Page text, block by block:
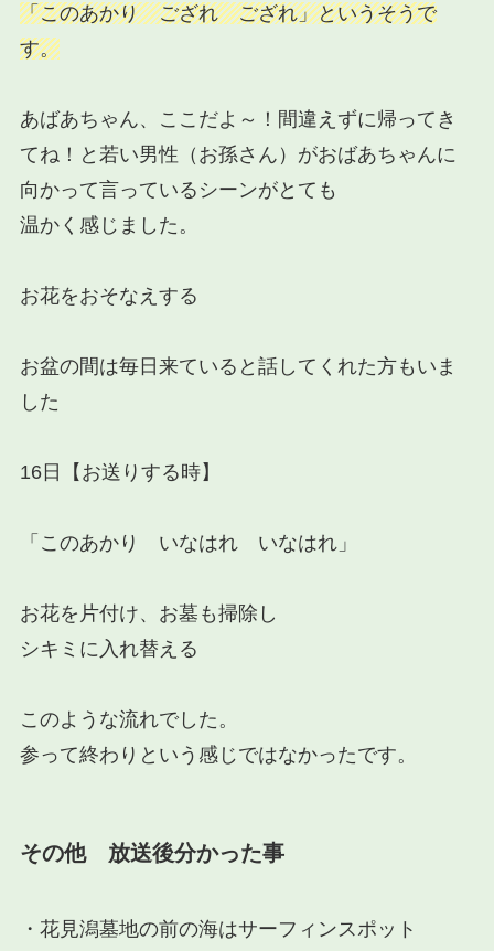
「このあかり ござれ ござれ」というそうで
す。
あばあちゃん、ここだよ～！間違えずに帰ってき
てね！ と若い男性（お孫さん）がおばあちゃんに
向かって言っているシーンがとても
温かく感じました。
お花をおそなえする
お盆の間は毎日来ていると話してくれた方もいま
した
16日【お送りする時】
「このあかり いなはれ いなはれ」
お花を片付け、お墓も掃除し
シキミに入れ替える
このような流れでした。
参って終わりという感じではなかったです。
その他 放送後分かった事
・花見潟墓地の前の海はサーフィンスポット